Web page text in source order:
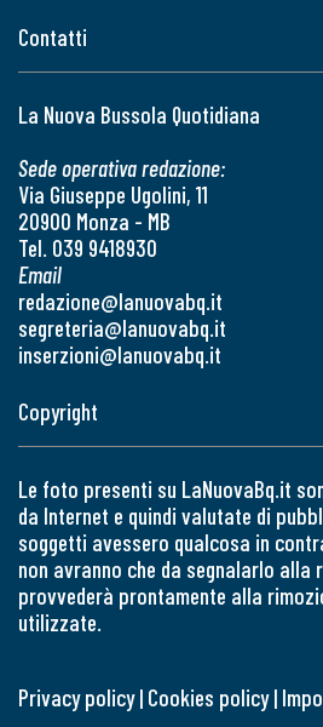
Contatti
La Nuova Bussola Quotidiana
Sede operativa redazione:
Via Giuseppe Ugolini, 11
20900 Monza - MB
Tel. 039 9418930
Email
redazione@lanuovabq.it
segreteria@lanuovabq.it
inserzioni@lanuovabq.it
Copyright
Le foto presenti su LaNuovaBq.it
da Internet e quindi valutate di
soggetti avessero qualcosa in
non avranno che da segnalarlo alla
provvederà prontamente alla
utilizzate.
Privacy policy| Cookies policy|